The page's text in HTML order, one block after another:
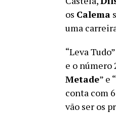
os Calema
uma
“Leva
e o número
Metade” e “
conta com
vão ser os